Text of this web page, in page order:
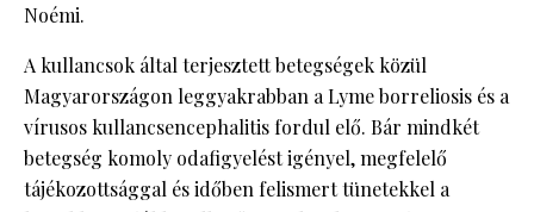
Noémi.
A kullancsok által terjesztett betegségek közül
Magyarországon leggyakrabban a Lyme borreliosis és a
vírusos kullancsencephalitis fordul elő. Bár mindkét
betegség komoly odafigyelést igényel, megfelelő
tájékozottsággal és időben felismert tünetekkel a